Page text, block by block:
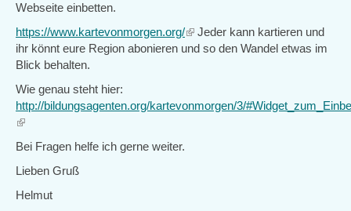
Webseite einbetten.
https://www.kartevonmorgen.org/(link
is
Jeder kann kartieren und
ihr könnt eure Region abonieren und so den Wandel etwas im
Blick behalten.
Wie genau steht hier:
http://bildungsagenten.org/kartevonmorgen/3/
(link
external)
Bei Fragen helfe ich gerne weiter.
Lieben Gruß
Helmut